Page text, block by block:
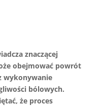
znaczącej
obejmować powrót
wykonywanie
bólowych.
że proces